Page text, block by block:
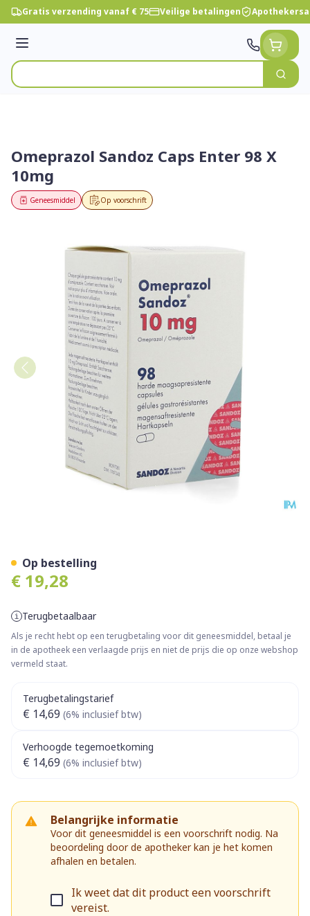
Ga naar de inhoud
Gratis verzending vanaf € 75 Veilige betalingen
Menu
Product, merk, categorie...
Zoek
Omeprazol Sandoz Caps Enter 98 X
10mg
Op voorschrift
Geneesmiddel
€ 19,28
Terugbetaalbaar
Als je recht hebt op een terugbetaling voor dit geneesmiddel, betaal je
in de apotheek een verlaagde prijs en niet de prijs die op onze webshop
vermeld staat.
Terugbetalingstarief
€ 14,69 (6% inclusief btw)
Verhoogde tegemoetkoming
€ 14,69 (6% inclusief btw)
Belangrijke informatie
Voor dit geneesmiddel is een voorschrift nodig. Na
beoordeling door de apotheker kan je het komen
afhalen en betalen.
Ik weet dat dit product een voorschrift
vereist.
Op bestelling